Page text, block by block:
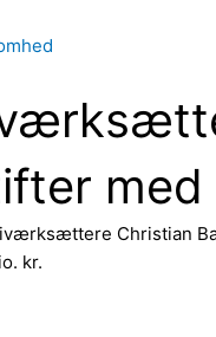
med
Christian
kr.